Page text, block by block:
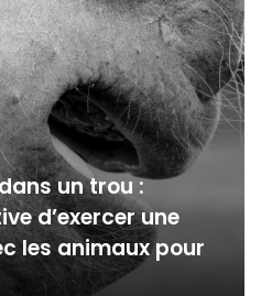
un trou :
d’exercer une
les animaux pour